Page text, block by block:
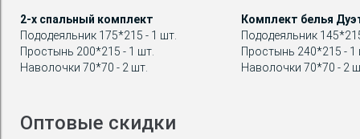
2-х спальный комплект
Комплект белья
Пододеяльник 175*215 - 1 шт.
Простынь 200*215 - 1 шт.
Наволочки 70*70 - 2 шт.
Пододеяльник
Простынь 240*215 - 1
Наволочки 70*70 - 2
Оптовые скидки